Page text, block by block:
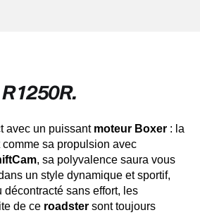
avec un puissant moteur Boxer : la
comme sa propulsion avec
, sa polyvalence saura vous
un style dynamique et sportif,
sans effort, les
de ce roadster sont toujours